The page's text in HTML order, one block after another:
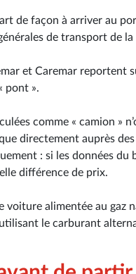
de façon à arriver au
de transport de
et Caremar
pont ».
comme « camion »
directement auprès
: si les données
différence de prix.
voiture alimentée au gaz
le carburant